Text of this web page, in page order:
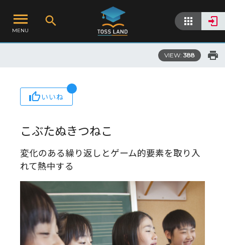
MENU
VIEW: 388
いいね
こぶたぬきつねこ
変化のある繰り返しとゲーム的要素を取り入
れて熱中する